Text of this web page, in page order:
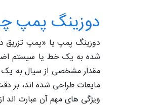
دوزینگ پمپ
دوزینگ پمپ یا «پمپ تزریق
شده به یک خط یا سیستم
مقدار مشخصی از سیال به یک
مایعات طراحی شده‌ اند، بر
ویژگی‌ های مهم آن عبارت‌ اند